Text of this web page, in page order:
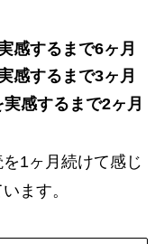
感するまで6ヶ月
感するまで3ヶ月
感するまで2ヶ月
1ヶ月続けて感じ
ます。